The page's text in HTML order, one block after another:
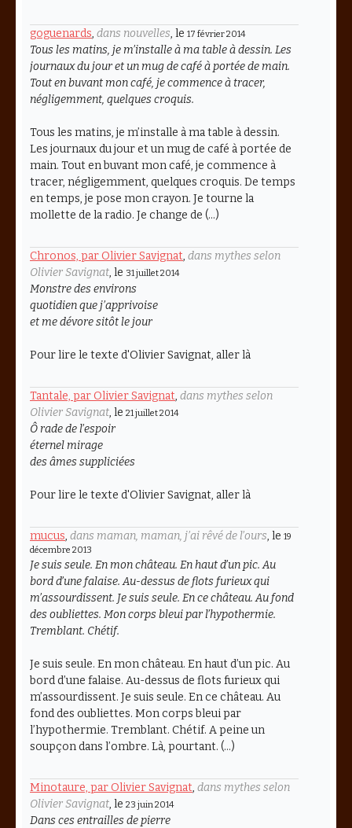
goguenards, dans nouvelles, le 17 février 2014
Tous les matins, je m’installe à ma table à dessin. Les
journaux du jour et un mug de café à portée de main.
Tout en buvant mon café, je commence à tracer,
négligemment, quelques croquis.
Tous les matins, je m’installe à ma table à dessin.
Les journaux du jour et un mug de café à portée de
main. Tout en buvant mon café, je commence à
tracer, négligemment, quelques croquis. De temps
en temps, je pose mon crayon. Je tourne la
mollette de la radio. Je change de (…)
Chronos, par Olivier Savignat, dans mythes selon
Olivier Savignat, le 31 juillet 2014
Monstre des environs
quotidien que j’apprivoise
et me dévore sitôt le jour
Pour lire le texte d'Olivier Savignat, aller là
Tantale, par Olivier Savignat, dans mythes selon
Olivier Savignat, le 21 juillet 2014
Ô rade de l’espoir
éternel mirage
des âmes suppliciées
Pour lire le texte d'Olivier Savignat, aller là
mucus, dans maman, maman, j’ai rêvé de l’ours, le 19
décembre 2013
Je suis seule. En mon château. En haut d’un pic. Au
bord d’une falaise. Au-dessus de flots furieux qui
m’assourdissent. Je suis seule. En ce château. Au fond
des oubliettes. Mon corps bleui par l’hypothermie.
Tremblant. Chétif.
Je suis seule. En mon château. En haut d’un pic. Au
bord d’une falaise. Au-dessus de flots furieux qui
m’assourdissent. Je suis seule. En ce château. Au
fond des oubliettes. Mon corps bleui par
l’hypothermie. Tremblant. Chétif. A peine un
soupçon dans l’ombre. Là, pourtant. (…)
Minotaure, par Olivier Savignat, dans mythes selon
Olivier Savignat, le 23 juin 2014
Dans ces entrailles de pierre